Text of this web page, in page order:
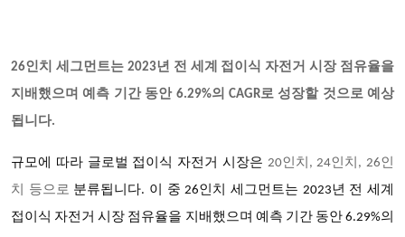
26인치 세그먼트는 2023년 전 세계 접이식 자전거 시장 점유율을
지배했으며 예측 기간 동안 6.29%의 CAGR로 성장할 것으로 예상
됩니다.
규모에 따라 글로벌 접이식 자전거 시장은 20인치, 24인치, 26인
치 등으로 분류됩니다. 이 중 26인치 세그먼트는 2023년 전 세계
접이식 자전거 시장 점유율을 지배했으며 예측 기간 동안 6.29%의